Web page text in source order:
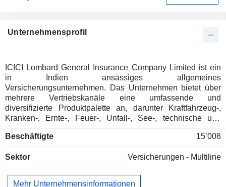
Unternehmensprofil
ICICI Lombard General Insurance Company Limited ist ein
in Indien ansässiges allgemeines
Versicherungsunternehmen. Das Unternehmen bietet über
mehrere Vertriebskanäle eine umfassende und
diversifizierte Produktpalette an, darunter Kraftfahrzeug-,
Kranken-, Ernte-, Feuer-, Unfall-, See-, technische und
Feuer, Transport, Gesundheit einschließlich persönlicher
Segment Gesundheit einschließlich Unfallversicherung
Firmenkundengeschäft und das staatliche
Beschäftigte 15’008
Sektor Versicherungen - Multiline
Mehr Unternehmensinformationen